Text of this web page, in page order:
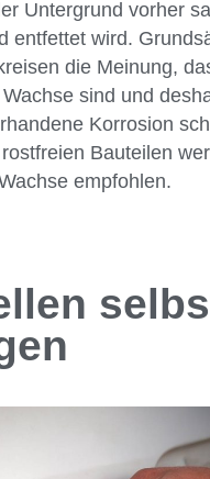
Untergrund vorher
entfettet wird.
die Meinung,
sind und
Korrosion
Bauteilen
empfohlen.